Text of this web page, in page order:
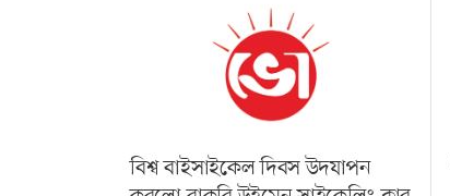
বিশ্ব বাইসাইকেল দিবস উদযাপন